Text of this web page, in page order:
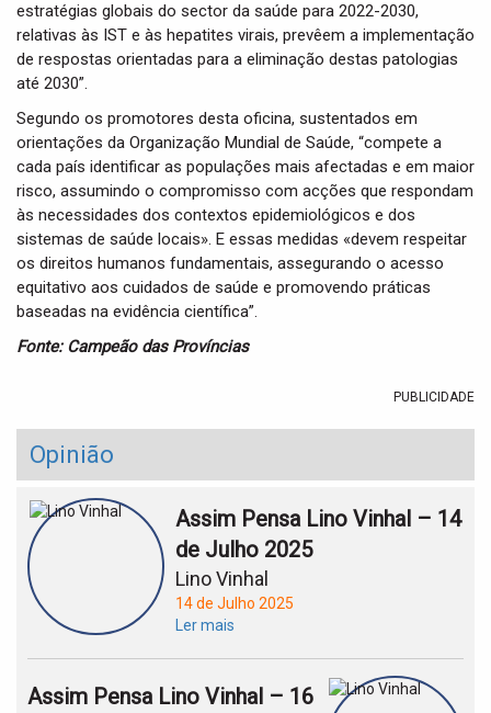
estratégias globais do sector da saúde para 2022-2030,
relativas às IST e às hepatites virais, prevêem a implementação
de respostas orientadas para a eliminação destas patologias
até 2030”.
Segundo os promotores desta oficina, sustentados em
orientações da Organização Mundial de Saúde, “compete a
cada país identificar as populações mais afectadas e em maior
risco, assumindo o compromisso com acções que respondam
às necessidades dos contextos epidemiológicos e dos
sistemas de saúde locais». E essas medidas «devem respeitar
os direitos humanos fundamentais, assegurando o acesso
equitativo aos cuidados de saúde e promovendo práticas
baseadas na evidência científica”.
Fonte: Campeão das Províncias
PUBLICIDADE
Opinião
Assim Pensa Lino Vinhal – 14
de Julho 2025
Lino Vinhal
14 de Julho 2025
Ler mais
Assim Pensa Lino Vinhal – 16